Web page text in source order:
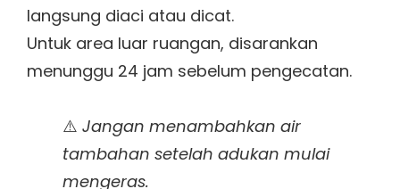
langsung diaci atau dicat.
Untuk area luar ruangan, disarankan
menunggu 24 jam sebelum pengecatan.
⚠️ Jangan menambahkan air
tambahan setelah adukan mulai
mengeras.